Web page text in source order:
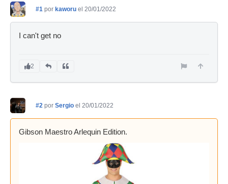
#1 por kaworu el 20/01/2022
I can't get no
2
#2 por Sergio el 20/01/2022
Gibson Maestro Arlequin Edition.